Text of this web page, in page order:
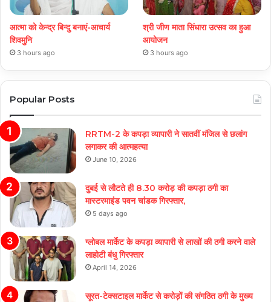
आत्मा को केन्द्र बिन्दु बनाएं-आचार्य
शिवमुनि
3 hours ago
श्री जीण माता सिंधारा उत्सव का हुआ
आयोजन
3 hours ago
Popular Posts
RRTM-2 के कपड़ा व्यापारी ने सातवीं मंजिल से छलांग
लगाकर की आत्महत्या
June 10, 2026
दुबई से लौटते ही 8.30 करोड़ की कपड़ा ठगी का
मास्टरमाइंड पवन चांडक गिरफ्तार,
5 days ago
ग्लोबल मार्केट के कपड़ा व्यापारी से लाखों की ठगी करने वाले
लाहोटी बंधु गिरफ्तार
April 14, 2026
सूरत-टेक्सटाइल मार्केट से करोड़ों की संगठित ठगी के मुख्य